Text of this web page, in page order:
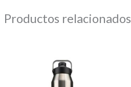
Productos relacionados